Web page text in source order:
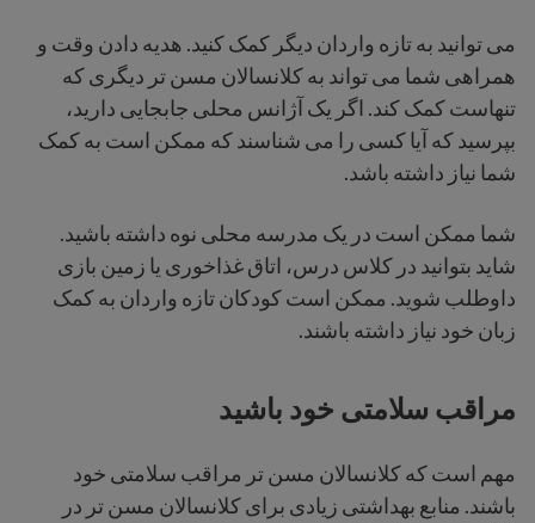
می توانید به تازه واردان دیگر کمک کنید. هدیه دادن وقت و
همراهی شما می تواند به کلانسالان مسن تر دیگری که
تنهاست کمک کند. اگر یک آژانس محلی جابجایی دارید،
بپرسید که آیا کسی را می شناسند که ممکن است به کمک
شما نیاز داشته باشد.
شما ممکن است در یک مدرسه محلی نوه داشته باشید.
شاید بتوانید در کلاس درس، اتاق غذاخوری یا زمین بازی
داوطلب شوید. ممکن است کودکان تازه واردان به کمک
زبان خود نیاز داشته باشند.
مراقب سلامتی خود باشید
مهم است که کلانسالان مسن تر مراقب سلامتی خود
باشند. منابع بهداشتی زیادی برای کلانسالان مسن تر در